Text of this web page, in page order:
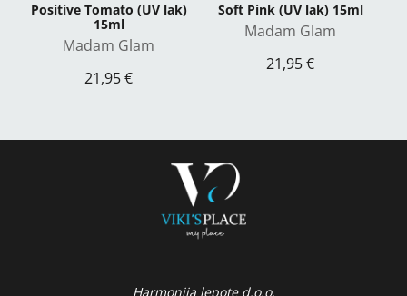
Positive Tomato (UV lak)
15ml
Madam Glam
21,95 €
Soft Pink (UV lak) 15ml
Madam Glam
21,95 €
Harmonija lepote d.o.o.